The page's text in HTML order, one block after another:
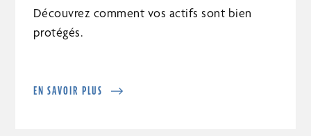
Découvrez comment vos actifs sont bien
protégés.
EN SAVOIR PLUS